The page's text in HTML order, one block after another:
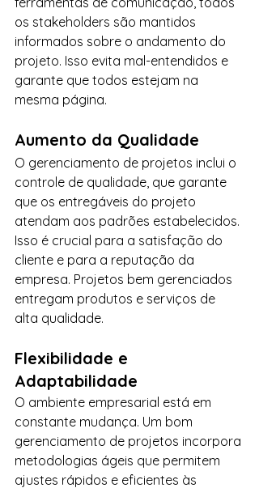
os stakeholders são mantidos
informados sobre o andamento do
projeto. Isso evita mal-entendidos e
garante que todos estejam na
mesma página.
Aumento da Qualidade
O gerenciamento de projetos inclui o
controle de qualidade, que garante
que os entregáveis do projeto
atendam aos padrões estabelecidos.
Isso é crucial para a satisfação do
cliente e para a reputação da
empresa. Projetos bem gerenciados
entregam produtos e serviços de
alta qualidade.
Flexibilidade e
Adaptabilidade
O ambiente empresarial está em
constante mudança. Um bom
gerenciamento de projetos incorpora
metodologias ágeis que permitem
ajustes rápidos e eficientes às